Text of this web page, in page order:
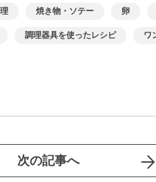
焼き物・ソテー 卵
調理器具を使ったレシピ ワ
次の記事へ